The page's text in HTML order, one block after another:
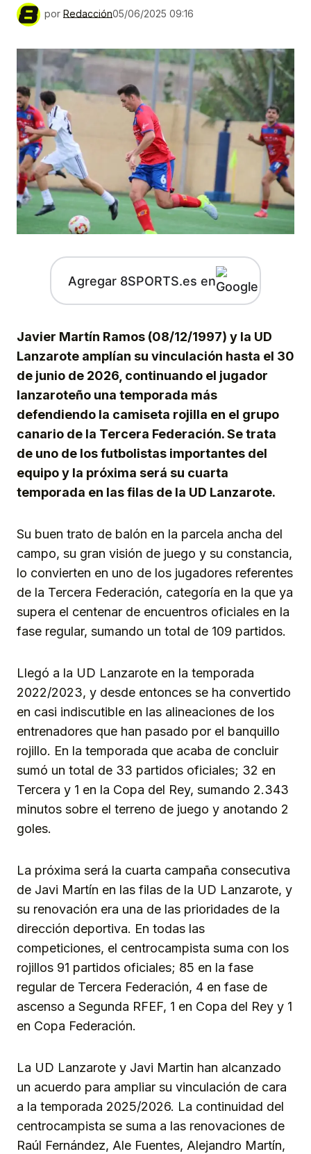
por Redacción05/06/2025 09:16
Agregar 8SPORTS.es en
Javier Martín Ramos (08/12/1997) y la UD
Lanzarote amplían su vinculación hasta el 30
de junio de 2026, continuando el jugador
lanzaroteño una temporada más
defendiendo la camiseta rojilla en el grupo
canario de la Tercera Federación. Se trata
de uno de los futbolistas importantes del
equipo y la próxima será su cuarta
temporada en las filas de la UD Lanzarote.
Su buen trato de balón en la parcela ancha del
campo, su gran visión de juego y su constancia,
lo convierten en uno de los jugadores referentes
de la Tercera Federación, categoría en la que ya
supera el centenar de encuentros oficiales en la
fase regular, sumando un total de 109 partidos.
Llegó a la UD Lanzarote en la temporada
2022/2023, y desde entonces se ha convertido
en casi indiscutible en las alineaciones de los
entrenadores que han pasado por el banquillo
rojillo. En la temporada que acaba de concluir
sumó un total de 33 partidos oficiales; 32 en
Tercera y 1 en la Copa del Rey, sumando 2.343
minutos sobre el terreno de juego y anotando 2
goles.
La próxima será la cuarta campaña consecutiva
de Javi Martín en las filas de la UD Lanzarote, y
su renovación era una de las prioridades de la
dirección deportiva. En todas las
competiciones, el centrocampista suma con los
rojillos 91 partidos oficiales; 85 en la fase
regular de Tercera Federación, 4 en fase de
ascenso a Segunda RFEF, 1 en Copa del Rey y 1
en Copa Federación.
La UD Lanzarote y Javi Martin han alcanzado
un acuerdo para ampliar su vinculación de cara
a la temporada 2025/2026. La continuidad del
centrocampista se suma a las renovaciones de
Raúl Fernández, Ale Fuentes, Alejandro Martín,